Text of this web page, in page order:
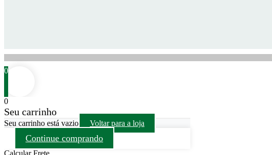
0
0
Seu carrinho
Seu carrinho está vazio Voltar para a loja
Continue comprando
Calcular Frete